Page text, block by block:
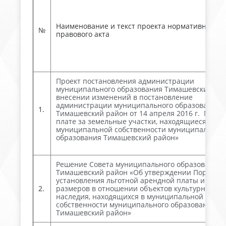
№
Наименование и текст проекта нормативного
правового акта
1.
Проект постановления администрации
муниципального образования Тимашевский
внесении изменений в постановление
администрации муниципального образования
Тимашевский район от 14 апреля 2016 г. №
плате за земельные участки, находящиеся в
муниципальной собственности
образования Тимашевский район»
2.
Решение Совета муниципального образования
Тимашевский район «Об утверждении Порядка
установления льготной арендной платы и ее
размеров в отношении объектов культурного
наследия, находящихся в муниципальной
собственности муниципального образования
Тимашевский район»